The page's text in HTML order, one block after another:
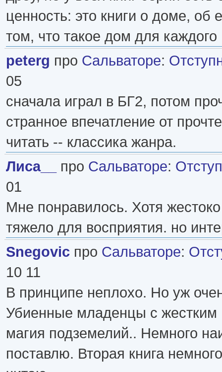
ценность: это книги о доме, об
том, что такое дом для каждого
peterg про Сальваторе:
05
сначала играл в БГ2, потом
странное впечатление от
читать -- классика жанра.
Лиса__
про Сальваторе:
01
Мне понравилось. Хотя
тяжело для восприятия. но
Snegovic про Сальваторе:
10 11
В принципе неплохо. Но уж
Убиенные младенцы с жестким
магия подземелий.. Немного
поставлю. Вторая книга